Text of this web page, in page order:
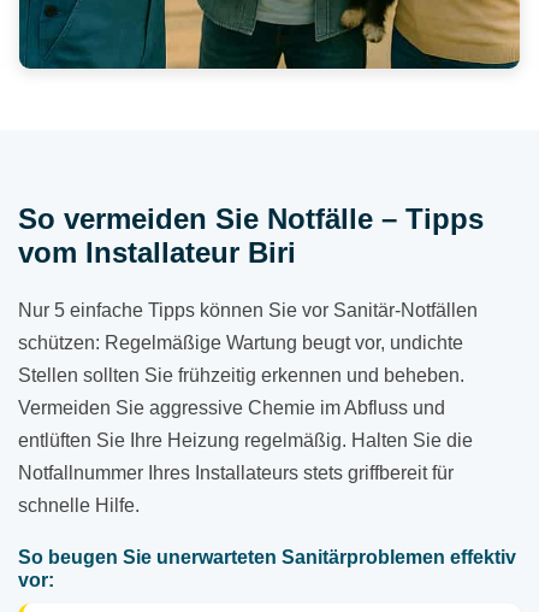
So vermeiden Sie Notfälle – Tipps
vom Installateur Biri
Nur 5 einfache Tipps können Sie vor Sanitär-Notfällen
schützen: Regelmäßige Wartung beugt vor, undichte
Stellen sollten Sie frühzeitig erkennen und beheben.
Vermeiden Sie aggressive Chemie im Abfluss und
entlüften Sie Ihre Heizung regelmäßig. Halten Sie die
Notfallnummer Ihres Installateurs stets griffbereit für
schnelle Hilfe.
So beugen Sie unerwarteten Sanitärproblemen effektiv
vor: